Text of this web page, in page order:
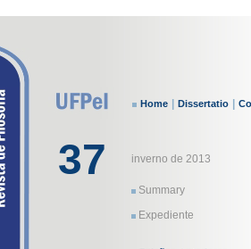
Home Dissertatio
37 inverno de 2013
Summary
Expediente